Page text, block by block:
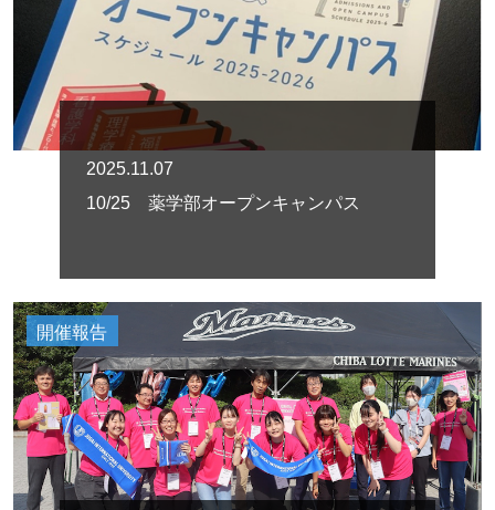
2025.11.07
10/25 薬学部オープンキャンパス
開催報告